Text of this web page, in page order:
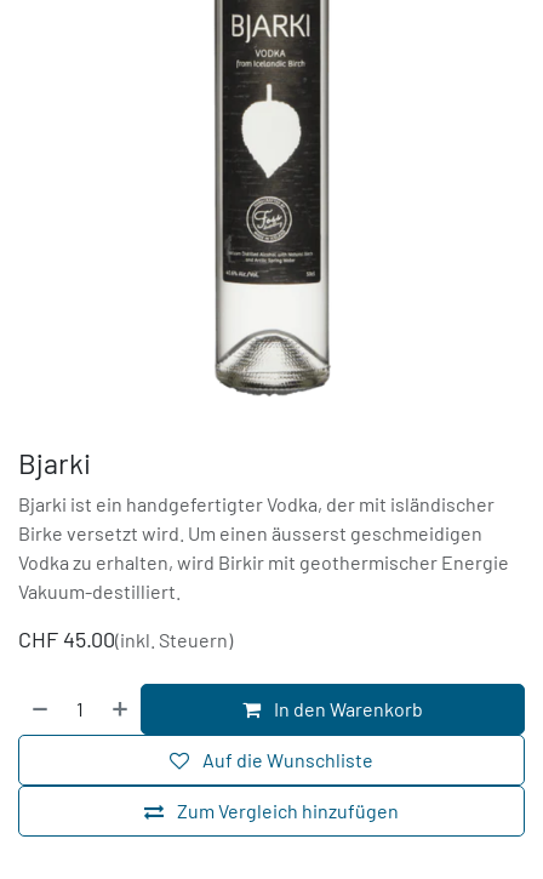
Bjarki
Bjarki ist ein handgefertigter Vodka, der mit isländischer
Birke versetzt wird. Um einen äusserst geschmeidigen
Vodka zu erhalten, wird Birkir mit geothermischer Energie
Vakuum-destilliert.
CHF 45.00(inkl. Steuern)
In den Warenkorb
Zum Vergleich hinzufügen
Auf die Wunschliste